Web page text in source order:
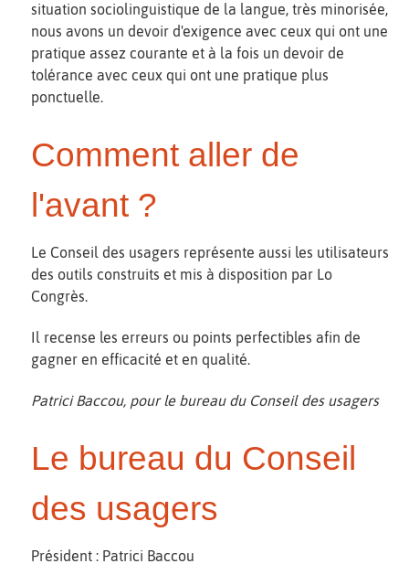
situation sociolinguistique de la langue, très minorisée,
nous avons un devoir d'exigence avec ceux qui ont une
pratique assez courante et à la fois un devoir de
tolérance avec ceux qui ont une pratique plus
ponctuelle.
Comment aller de
l'avant ?
Le Conseil des usagers représente aussi les utilisateurs
des outils construits et mis à disposition par Lo
Congrès.
Il recense les erreurs ou points perfectibles afin de
gagner en efficacité et en qualité.
Patrici Baccou, pour le bureau du Conseil des usagers
Le bureau du Conseil
des usagers
Président : Patrici Baccou